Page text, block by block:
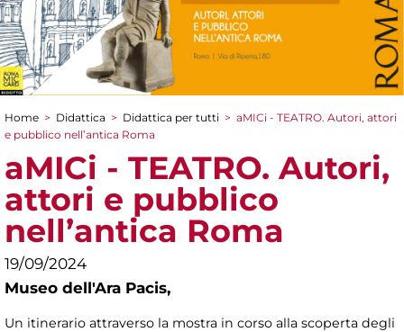
Tu sei qui
Home > Didattica > Didattica per tutti > aMICi - TEATRO. Autori, attori
e pubblico nell’antica Roma
aMICi - TEATRO. Autori,
attori e pubblico
nell’antica Roma
19/09/2024
Museo dell'Ara Pacis,
Un itinerario attraverso la mostra in corso alla scoperta degli